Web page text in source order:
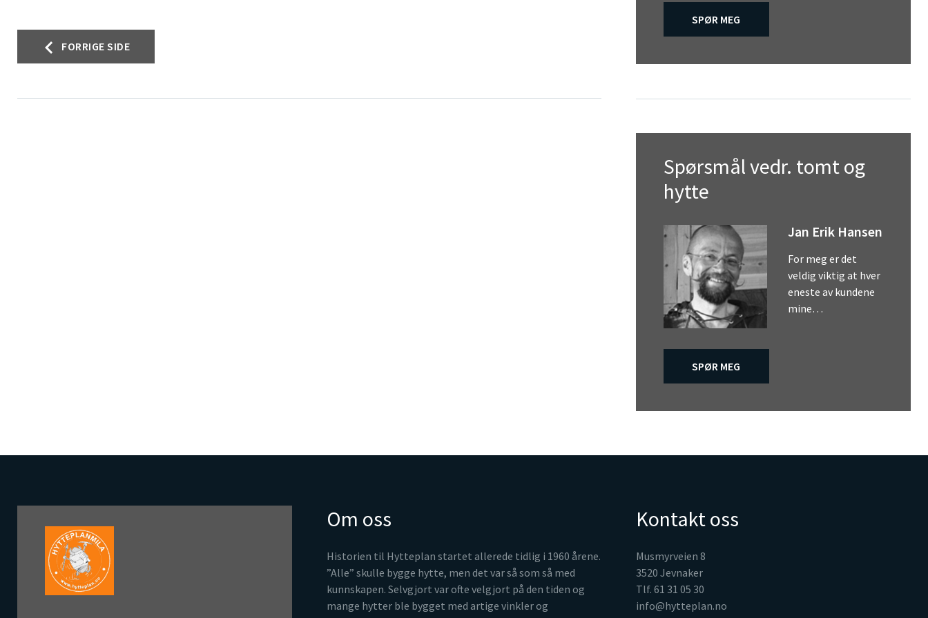
Innleggsnavigasjon
FORRIGE SIDE
SPØR MEG
Spørsmål vedr. tomt og
hytte
Jan Erik Hansen
For meg er det
veldig viktig at hver
eneste av kundene
mine…
SPØR MEG
Om oss
Historien til Hytteplan startet allerede tidlig i 1960 årene.
”Alle” skulle bygge hytte, men det var så som så med
kunnskapen. Selvgjort var ofte velgjort på den tiden og
mange hytter ble bygget med artige vinkler og
Kontakt oss
Musmyrveien 8
3520 Jevnaker
Tlf. 61 31 05 30
info@hytteplan.no